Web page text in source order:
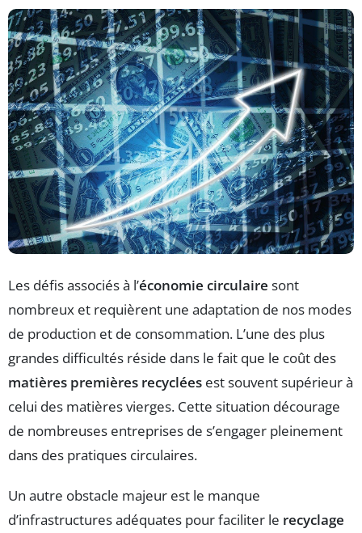
Les défis associés à l’économie circulaire sont
nombreux et requièrent une adaptation de nos modes
de production et de consommation. L’une des plus
grandes difficultés réside dans le fait que le coût des
matières premières recyclées est souvent supérieur à
celui des matières vierges. Cette situation décourage
de nombreuses entreprises de s’engager pleinement
dans des pratiques circulaires.
Un autre obstacle majeur est le manque
d’infrastructures adéquates pour faciliter le recyclage